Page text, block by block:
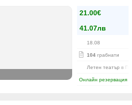
21.00€
41.07лв
18.08
104 грабнати
Летен театър в
Онлайн резервация